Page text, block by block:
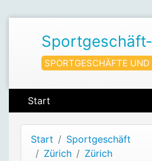
SPORTGESCHÄFTE
Start
Start
Sportgeschäft
Zürich
Zürich